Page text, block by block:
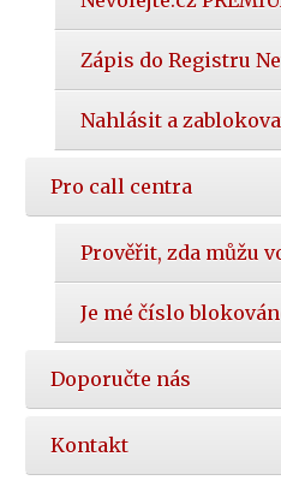
Zápis do Registru
Nahlásit a
Pro call centra
Prověřit, zda můžu
Je mé číslo
Doporučte nás
Kontakt